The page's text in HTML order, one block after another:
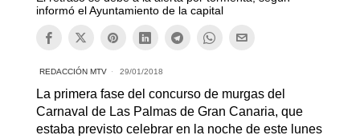
informó el Ayuntamiento de la capital
REDACCIÓN MTV 29/01/2018
La primera fase del concurso de murgas del
Carnaval de Las Palmas de Gran Canaria, que
estaba previsto celebrar en la noche de este lunes